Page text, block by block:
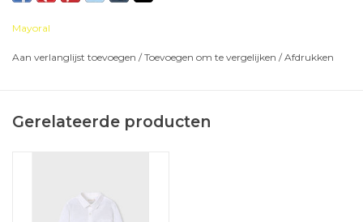
Mayoral
Aan verlanglijst toevoegen /Toevoegen om te vergelijken /Afdrukken
Gerelateerde producten